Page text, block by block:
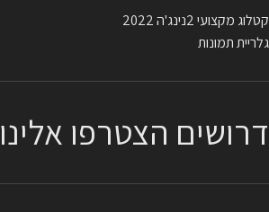
קטלוג מקצועי 2נינג'ה 2022
גלריית תמונות
דרושים הצטרפו אלינו